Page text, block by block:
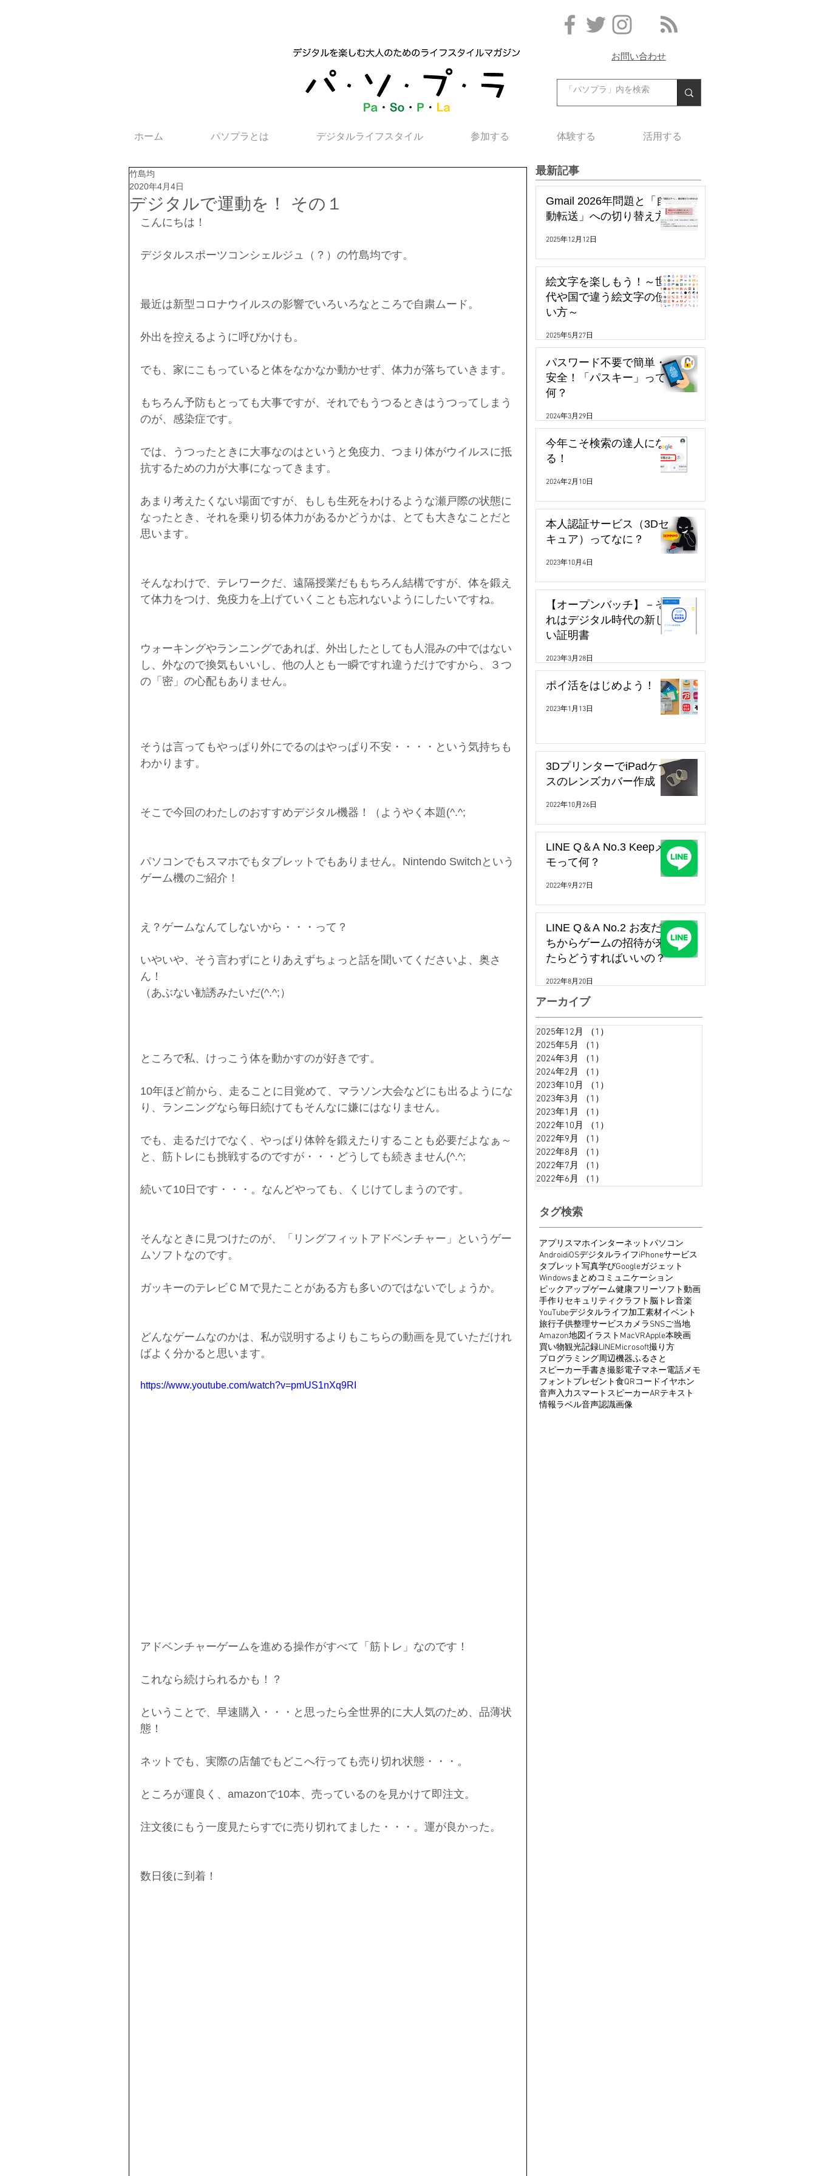
お問い合わせ
ホーム パソプラとは デジタルライフスタイル 参加する 体験する 活用する
デジタルで運動を！ その１
竹島均
2020年4月4日
こんにちは！
デジタルスポーツコンシェルジュ（？）の竹島均です。
最近は新型コロナウイルスの影響でいろいろなところで自粛ムード。
外出を控えるように呼びかけも。
でも、家にこもっていると体をなかなか動かせず、体力が落ちていきます。
もちろん予防もとっても大事ですが、それでもうつるときはうつってしまう
のが、感染症です。
では、うつったときに大事なのはというと免疫力、つまり体がウイルスに抵
抗するための力が大事になってきます。
あまり考えたくない場面ですが、もしも生死をわけるような瀬戸際の状態に
なったとき、それを乗り切る体力があるかどうかは、とても大きなことだと
思います。
そんなわけで、テレワークだ、遠隔授業だももちろん結構ですが、体を鍛え
て体力をつけ、免疫力を上げていくことも忘れないようにしたいですね。
ウォーキングやランニングであれば、外出したとしても人混みの中ではない
し、外なので換気もいいし、他の人とも一瞬ですれ違うだけですから、３つ
の「密」の心配もありません。
そうは言ってもやっぱり外にでるのはやっぱり不安・・・・という気持ちも
わかります。
そこで今回のわたしのおすすめデジタル機器！（ようやく本題(^.^;
パソコンでもスマホでもタブレットでもありません。Nintendo Switchという
ゲーム機のご紹介！
え？ゲームなんてしないから・・・って？
いやいや、そう言わずにとりあえずちょっと話を聞いてくださいよ、奥さ
ん！
（あぶない勧誘みたいだ(^.^;）
ところで私、けっこう体を動かすのが好きです。
10年ほど前から、走ることに目覚めて、マラソン大会などにも出るようにな
り、ランニングなら毎日続けてもそんなに嫌にはなりません。
でも、走るだけでなく、やっぱり体幹を鍛えたりすることも必要だよなぁ～
と、筋トレにも挑戦するのですが・・・どうしても続きません(^.^;
続いて10日です・・・。なんどやっても、くじけてしまうのです。
そんなときに見つけたのが、「リングフィットアドベンチャー」というゲー
ムソフトなのです。
ガッキーのテレビＣＭで見たことがある方も多いのではないでしょうか。
どんなゲームなのかは、私が説明するよりもこちらの動画を見ていただけれ
ばよく分かると思います。
https://www.youtube.com/watch?v=pmUS1nXq9RI
アドベンチャーゲームを進める操作がすべて「筋トレ」なのです！
これなら続けられるかも！？
ということで、早速購入・・・と思ったら全世界的に大人気のため、品薄状
態！
ネットでも、実際の店舗でもどこへ行っても売り切れ状態・・・。
ところが運良く、amazonで10本、売っているのを見かけて即注文。
注文後にもう一度見たらすでに売り切れてました・・・。運が良かった。
数日後に到着！
最新記事
Gmail 2026年問題と「自
動転送」への切り替え方
2025年12月12日
絵文字を楽しもう！～世
代や国で違う絵文字の使
い方～
2025年5月27日
パスワード不要で簡単・
安全！「パスキー」って
何？
2024年3月29日
今年こそ検索の達人にな
る！
2024年2月10日
本人認証サービス（3Dセ
キュア）ってなに？
2023年10月4日
【オープンバッチ】－そ
れはデジタル時代の新し
い証明書
2023年3月28日
ポイ活をはじめよう！
2023年1月13日
3DプリンターでiPadケー
スのレンズカバー作成
2022年10月26日
LINE Q＆A No.3 Keepメ
モって何？
2022年9月27日
LINE Q＆A No.2 お友だ
ちからゲームの招待が来
たらどうすればいいの？
2022年8月20日
アーカイブ
2025年12月 （1）
2025年5月
（1）
2024年3月
（1）
2024年2月
（1）
2023年10月
（1）
2023年3月
（1）
2023年1月
（1）
2022年10月
（1）
2022年9月
（1）
2022年8月
（1）
2022年7月
（1）
2022年6月
（1）
タグ検索
アプリ スマホインターネットパソコン
AndroidiOSデジタルライフiPhoneサービス
タブレット写真学びGoogleガジェット
Windowsまとめコミュニケーション
ピックアップゲーム健康フリーソフト動画
手作り セキュリティ クラフト脳トレ音楽
YouTubeデジタルライフ加工素材イベント
旅行子供整理サービスカメラSNSご当地
Amazon地図イラスト MacVRApple本映画
買い物観光記録LINEMicrosoft撮り方
プログラミング周辺機器ふるさと
スピーカー手書き撮影電子マネー電話メモ
フォント プレゼント食QRコードイヤホン
音声入力スマートスピーカーARテキスト
情報ラベル音声認識画像